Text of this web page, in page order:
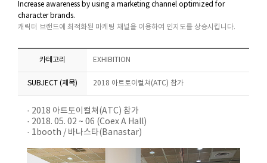
Increase awareness by using a marketing channel optimized for
character brands.
캐릭터 브랜드에 최적화된 마케팅 채널을 이용하여 인지도를 상승시킵니다.
카테고리 EXHIBITION
SUBJECT (제목) 2018 아트토이컬쳐(ATC) 참가
· 2018 아트토이컬쳐(ATC) 참가
· 2018. 05. 02 ~ 06 (Coex A Hall)
· 1booth / 바나스타(Banastar)